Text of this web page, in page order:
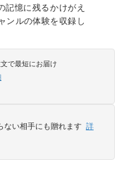
記憶に残るかけがえ
ンルの体験を収録し
で最短にお届け
ない相手にも贈れます 詳